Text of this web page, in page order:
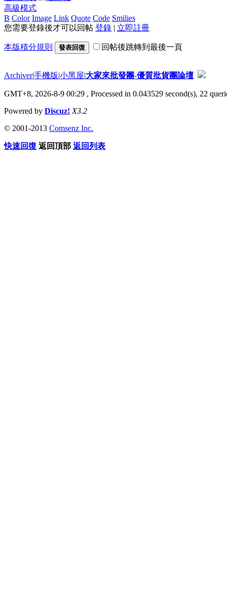
高級模式
B Color Image Link Quote Code Smilies
您需要登錄後才可以回帖 登錄 | 立即註冊
本版積分規則 發表回復 回帖後跳轉到最後一頁
Archiver|手機版|小黑屋|大家來批發團-優質批貨團論壇
GMT+8, 2026-8-9 00:29 , Processed in 0.043529 second(s), 22
Powered by Discuz! X3.2
© 2001-2013 Comsenz Inc.
快速回復 返回頂部 返回列表